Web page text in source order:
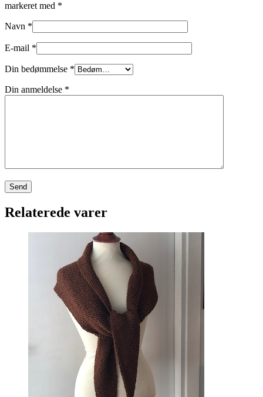
markeret med *
Navn *
E-mail *
Din bedømmelse *
Din anmeldelse *
Relaterede varer